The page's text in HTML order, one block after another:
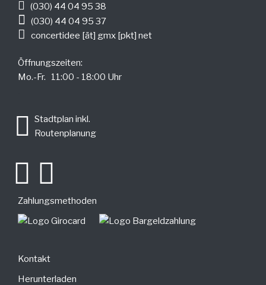
(030) 44 04 95 38
(030) 44 04 95 37
concertidee [ät] gmx [pkt] net
Öffnungszeiten:
Mo.-Fr. 11:00 - 18:00 Uhr
Stadtplan inkl.
Routenplanung
Zahlungsmethoden
Kontakt
Herunterladen